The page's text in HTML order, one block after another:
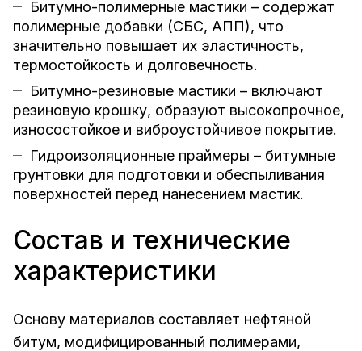
Битумно-полимерные мастики – содержат
полимерные добавки (СБС, АПП), что
значительно повышает их эластичность,
термостойкость и долговечность.
Битумно-резиновые мастики – включают
резиновую крошку, образуют высокопрочное,
износостойкое и виброустойчивое покрытие.
Гидроизоляционные праймеры – битумные
грунтовки для подготовки и обеспыливания
поверхностей перед нанесением мастик.
Состав и технические
характеристики
Основу материалов составляет нефтяной
битум, модифицированный полимерами,